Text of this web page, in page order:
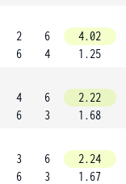
2
6
6
4
4.02
1.25
4
6
6
3
2.22
1.68
3
6
6
3
2.24
1.67